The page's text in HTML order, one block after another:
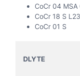
CoCr 04 MSA
CoCr 18 S
CoCr 01 S
DLYTE